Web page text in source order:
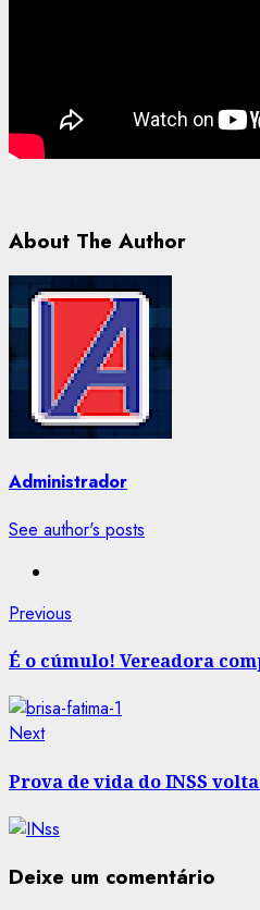
About The Author
Administrador
See author's posts
Post
navigation
Previous
É o cúmulo! Vereadora
NextNext
Prova de vida do INSS
Deixe um comentário